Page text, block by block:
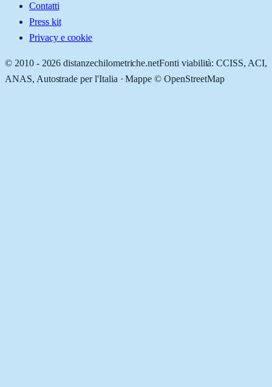
Contatti
Press kit
Privacy e cookie
© 2010 - 2026 distanzechilometriche.netFonti viabilità: CCISS, ACI,
ANAS, Autostrade per l'Italia · Mappe © OpenStreetMap